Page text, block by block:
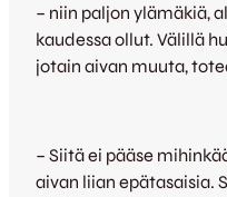
– niin paljon ylämäkiä,
kaudessa ollut. Välillä
jotain aivan muuta,
– Siitä ei pääse
aivan liian epätasaisia.